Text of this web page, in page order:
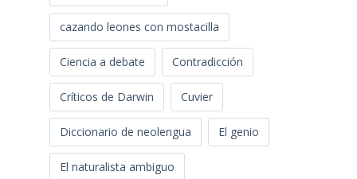
cazando leones con mostacilla
Ciencia a debate Contradicción
Críticos de Darwin Cuvier
Diccionario de neolengua El genio
El naturalista ambiguo